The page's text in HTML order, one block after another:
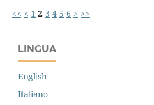
<< < 1 2 3 4 5 6 > >>
LINGUA
English
Italiano